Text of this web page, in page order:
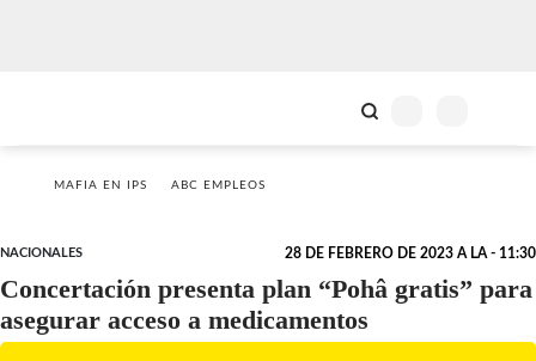
MAFIA EN IPS ABC EMPLEOS
NACIONALES 28 DE FEBRERO DE 2023 A LA - 11:30
Concertación presenta plan “Pohâ gratis” para
asegurar acceso a medicamentos